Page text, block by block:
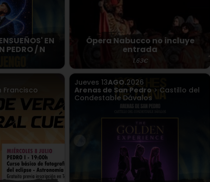
EN
PEDRO / N
Ópera Nabucco no incluye
entrada
1.63€
Francisco
Jueves 13AGO.2026
Arenas de San Pedro > Castillo del
Condestable Dávalos